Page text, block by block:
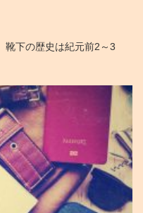
靴下の歴史は紀元前2～3